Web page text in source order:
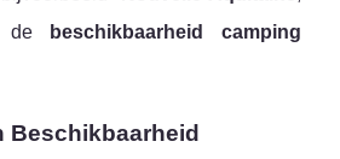
de
beschikbaarheid camping
Beschikbaarheid